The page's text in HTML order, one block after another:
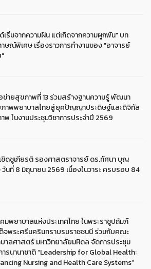
ด้เริ่มจากความฝัน แต่เกิดจากความผูกพัน" บท
ษณ์พิเศษ เรื่องราวการทำงานของ "อาจารย์
ข่ายสุขภาพที่ 13 ร่วมสร้างฐานความรู้ พัฒนา
าพพยาบาลไทยสู่ยุคปัญญาประดิษฐ์และดิจิทัล
พ ในงานประชุมวิชาการประจำปี 2569
ชิดชูเกียรติ รองศาสตราจารย์ ดร.ทัศนา บุญ
นที่ 8 มิถุนายน 2569 เนื่องในวาระ ครบรอบ 84
มพยาบาลแห่งประเทศไทย ในพระราชูปถัมภ์
จพระศรีนครินทราบรมราชชนนี ร่วมกับคณะ
าลศาสตร์ มหาวิทยาลัยมหิดล จัดการประชุม
ารนานาชาติ “Leadership for Global Health:
Nursing and Health Care Systems”